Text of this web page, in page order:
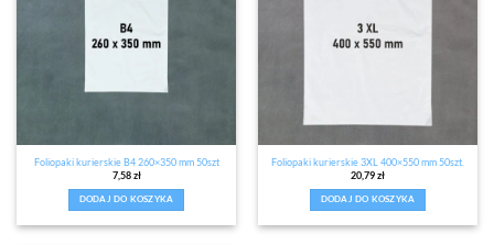
Foliopaki kurierskie B4 260×350 mm 50szt
7,58zł
DODAJ DO KOSZYKA
Foliopaki kurierskie 3XL 400×550 mm 50szt.
20,79zł
DODAJ DO KOSZYKA